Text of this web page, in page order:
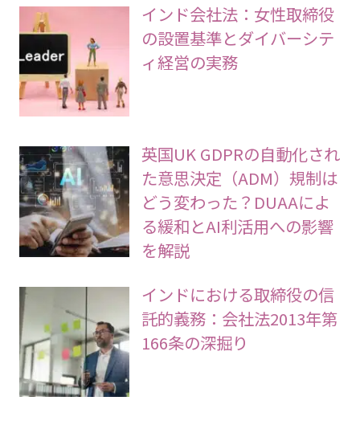
インド会社法：女性取締役
の設置基準とダイバーシテ
ィ経営の実務
英国UK GDPRの自動化され
た意思決定（ADM）規制は
どう変わった？DUAAによ
る緩和とAI利活用への影響
を解説
インドにおける取締役の信
託的義務：会社法2013年第
166条の深掘り